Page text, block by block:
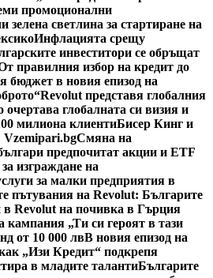
промоционални
зелена светлина за стартиране на
Инфлацията срещу
инвеститори се обръщат
правилния избор на кредит до
бюджет в новия епизод на
Revolut представя глобалния
очертава глобалната си визия и
милиона клиентиБисер Кинг и
Vzemipari.bgСмяна на
предпочитат акции и ETF
изграждане на
за малки предприятия в
пътувания на Revolut: Българите
в Revolut на почивка в Гърция
кампания „Ти си героят в тази
от 10 000 лвВ новия епизод на
„Изи Кредит“ подкрепя
в младите талантиБългарите